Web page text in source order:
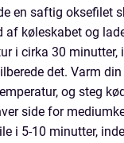
en saftig oksefilet
af køleskabet og
i cirka 30 minutter,
det. Varm
og steg
side for
i 5-10 minutter,